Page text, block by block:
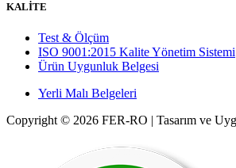
KALİTE
Test & Ölçüm
ISO 9001:2015 Kalite Yönetim Sistemi
Ürün Uygunluk Belgesi
Yerli Malı Belgeleri
Copyright © 2026 FER-RO | Tasarım ve